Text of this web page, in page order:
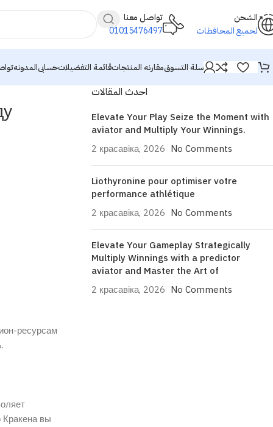
تواصل معنا
01015476497
الشحن
لجميع المحافظات
المدونهحسابىقائمة التفضيلاتمقارنه المنتجاتسلة التسوق
ресурсам
вы
احدث المقالات
Elevate Your Play Seize the Moment with
aviator and Multiply Your Winnings.
2 красавіка, 2026 No Comments
Liothyronine pour optimiser votre
performance athlétique
2 красавіка, 2026 No Comments
Elevate Your Gameplay Strategically
Multiply Winnings with a predictor
aviator and Master the Art of
2 красавіка, 2026 No Comments